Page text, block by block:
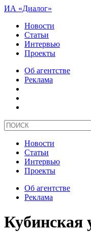
ИА «Диалог»
Новости
Статьи
Интервью
Проекты
Об агентстве
Реклама
Новости
Статьи
Интервью
Проекты
Об агентстве
Реклама
Кубинская